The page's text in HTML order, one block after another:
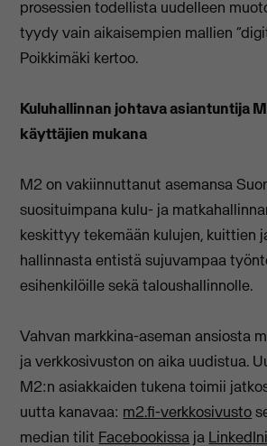
prosessien todellista uudelleen
tyydy vain aikaisempien mallien
Poikkimäki kertoo.
Kuluhallinnan johtava asiantuntija
käyttäjien mukana
M2 on vakiinnuttanut asemansa
suosituimpana kulu- ja
keskittyy tekemään kulujen, kuittien
hallinnasta entistä sujuvampaa
esihenkilöille sekä taloushallinnolle.
Vahvan markkina-aseman ansiosta
ja verkkosivuston on aika uudistua.
M2:n asiakkaiden tukena toimii
uutta kanavaa: m2.fi-verkkosivusto
median tilit Facebookissa ja